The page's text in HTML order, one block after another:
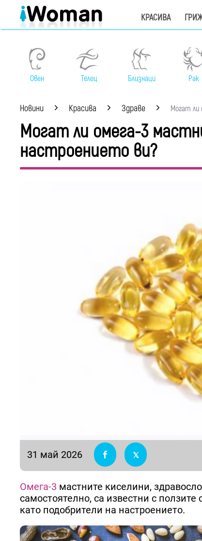
КРАСИВА
Овен Телец Близнаци Рак
Новини Красива Здраве Могат ли
Могат ли омега-3
настроението ви?
31 май 2026
Омега-3 мастните киселини,
самостоятелно, са известни с
като подобрители на настроението.